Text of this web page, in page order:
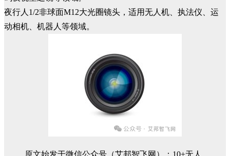
夜行人1/2非球面M12大光圈镜头，适用无人机、执法仪、运
动相机、机器人等领域。
原文始发于微信公众号（艾邦智飞网）：10+无人